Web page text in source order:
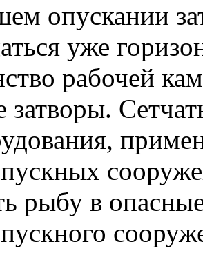
опускании
уже
рабочей
затворы.
рыбу в